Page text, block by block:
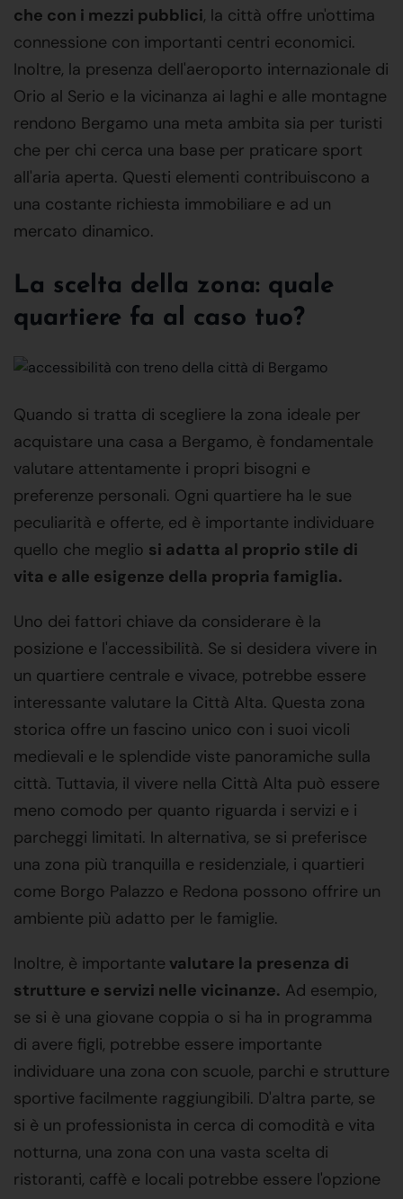
che con i mezzi pubblici, la città offre un'ottima
connessione con importanti centri economici.
Inoltre, la presenza dell'aeroporto internazionale di
Orio al Serio e la vicinanza ai laghi e alle montagne
rendono Bergamo una meta ambita sia per turisti
che per chi cerca una base per praticare sport
all'aria aperta. Questi elementi contribuiscono a
una costante richiesta immobiliare e ad un
mercato dinamico.
La scelta della zona: quale
quartiere fa al caso tuo?
Quando si tratta di scegliere la zona ideale per
acquistare una casa a Bergamo, è fondamentale
valutare attentamente i propri bisogni e
preferenze personali. Ogni quartiere ha le sue
peculiarità e offerte, ed è importante individuare
quello che meglio si adatta al proprio stile di
vita e alle esigenze della propria famiglia.
Uno dei fattori chiave da considerare è la
posizione e l'accessibilità. Se si desidera vivere in
un quartiere centrale e vivace, potrebbe essere
interessante valutare la Città Alta. Questa zona
storica offre un fascino unico con i suoi vicoli
medievali e le splendide viste panoramiche sulla
città. Tuttavia, il vivere nella Città Alta può essere
meno comodo per quanto riguarda i servizi e i
parcheggi limitati. In alternativa, se si preferisce
una zona più tranquilla e residenziale, i quartieri
come Borgo Palazzo e Redona possono offrire un
ambiente più adatto per le famiglie.
Inoltre, è importante valutare la presenza di
strutture e servizi nelle vicinanze. Ad esempio,
se si è una giovane coppia o si ha in programma
di avere figli, potrebbe essere importante
individuare una zona con scuole, parchi e strutture
sportive facilmente raggiungibili. D'altra parte, se
si è un professionista in cerca di comodità e vita
notturna, una zona con una vasta scelta di
ristoranti, caffè e locali potrebbe essere l'opzione